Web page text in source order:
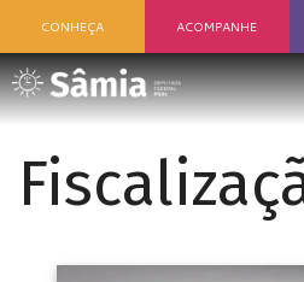
CONHEÇA ACOMPANHE